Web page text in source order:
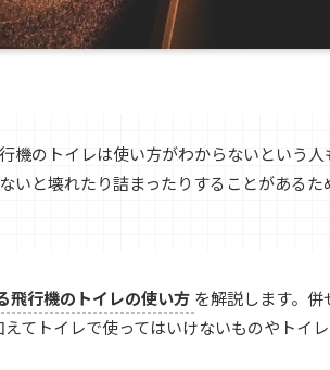
機のトイレは使い方がわからないという
いと壊れたり詰まったりすることがあるた
飛行機のトイレの使い方 を解説します。
えてトイレで使ってはいけないものやトイ